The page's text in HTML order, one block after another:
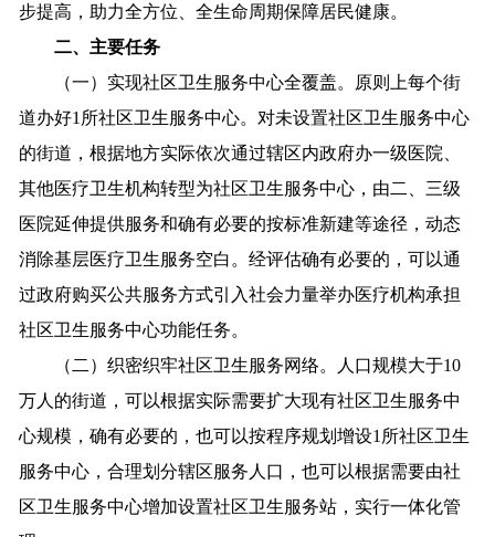
步提高，助力全方位、全生命周期保障居民健康。
二、主要任务
（一）实现社区卫生服务中心全覆盖。原则上每个街
道办好1所社区卫生服务中心。对未设置社区卫生服务中心
的街道，根据地方实际依次通过辖区内政府办一级医院、
其他医疗卫生机构转型为社区卫生服务中心，由二、三级
医院延伸提供服务和确有必要的按标准新建等途径，动态
消除基层医疗卫生服务空白。经评估确有必要的，可以通
过政府购买公共服务方式引入社会力量举办医疗机构承担
社区卫生服务中心功能任务。
（二）织密织牢社区卫生服务网络。人口规模大于10
万人的街道，可以根据实际需要扩大现有社区卫生服务中
心规模，确有必要的，也可以按程序规划增设1所社区卫生
服务中心，合理划分辖区服务人口，也可以根据需要由社
区卫生服务中心增加设置社区卫生服务站，实行一体化管